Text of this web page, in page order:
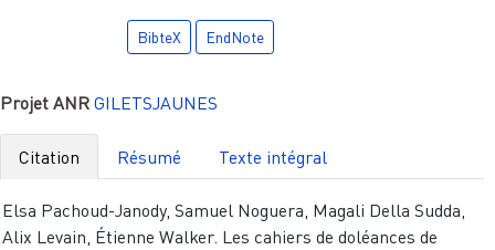
BibteX EndNote
Projet ANR GILETSJAUNES
Citation Résumé Texte intégral
Elsa Pachoud-Janody, Samuel Noguera, Magali Della Sudda,
Alix Levain, Étienne Walker. Les cahiers de doléances de